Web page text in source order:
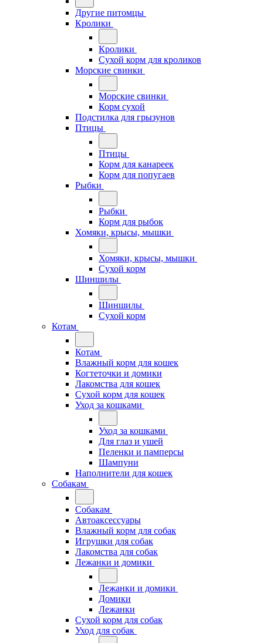
Другие питомцы
Кролики
Кролики
Сухой корм для кроликов
Морские свинки
Морские свинки
Корм сухой
Подстилка для грызунов
Птицы
Птицы
Корм для канареек
Корм для попугаев
Рыбки
Рыбки
Корм для рыбок
Хомяки, крысы, мышки
Хомяки, крысы, мышки
Сухой корм
Шиншилы
Шиншилы
Сухой корм
Котам
Котам
Влажный корм для кошек
Когтеточки и домики
Лакомства для кошек
Сухой корм для кошек
Уход за кошками
Уход за кошками
Для глаз и ушей
Пеленки и памперсы
Шампуни
Наполнители для кошек
Собакам
Собакам
Автоаксессуары
Влажный корм для собак
Игрушки для собак
Лакомства для собак
Лежанки и домики
Лежанки и домики
Домики
Лежанки
Сухой корм для собак
Уход для собак